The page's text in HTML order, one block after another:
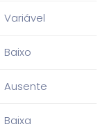
Variável
Baixo
Ausente
Baixa